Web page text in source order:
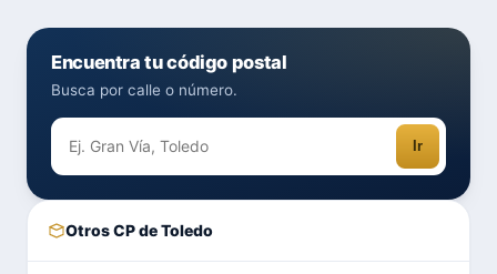
Encuentra tu código postal
Busca por calle o número.
Ir
Otros CP de Toledo